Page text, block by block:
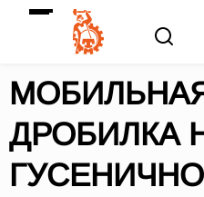
ДРОБИЛКА